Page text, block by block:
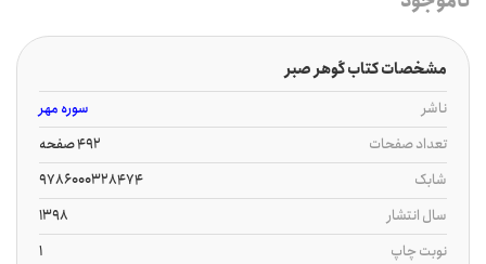
مشخصات کتاب گوهر صبر
ناشر
سوره مهر
تعداد صفحات
492 صفحه
شابک
9786000328474
سال انتشار
1398
نوبت چاپ
1